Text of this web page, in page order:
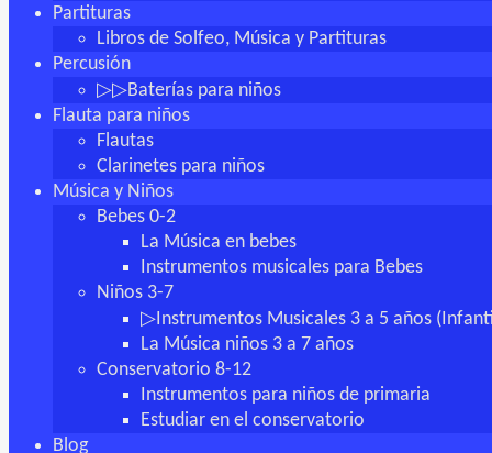
Partituras
Libros de Solfeo, Música y Partituras
Percusión
▷▷Baterías para niños
Flauta para niños
Flautas
Clarinetes para niños
Música y Niños
Bebes 0-2
La Música en bebes
Instrumentos musicales para Bebes
Niños 3-7
▷Instrumentos Musicales 3 a 5 años
La Música niños 3 a 7 años
Conservatorio 8-12
Instrumentos para niños de primaria
Estudiar en el conservatorio
Blog